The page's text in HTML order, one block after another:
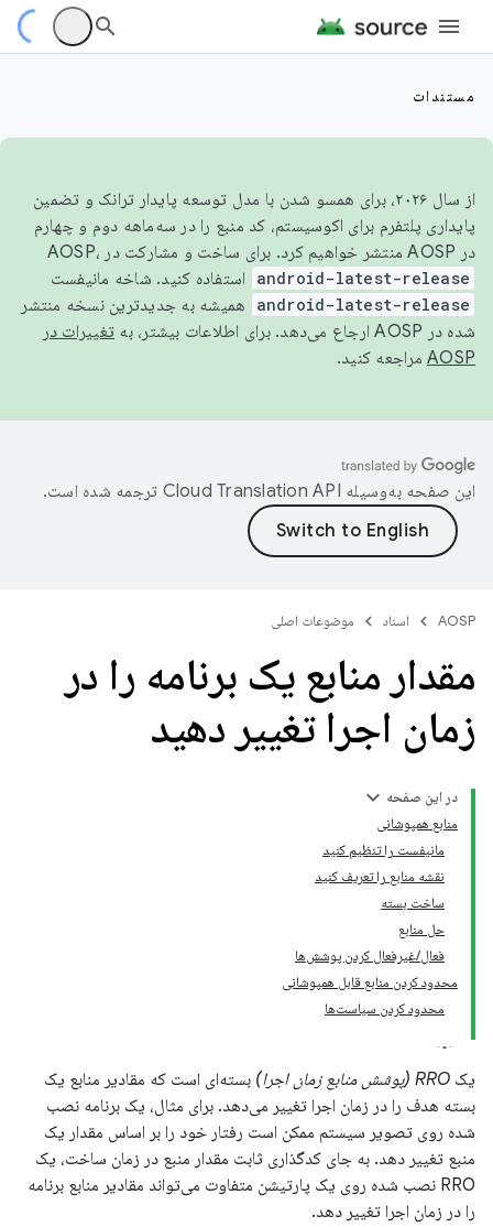
مستندات
از سال ۲۰۲۶، برای همسو شدن با مدل توسعه پایدار ترانک و تضمین
پایداری پلتفرم برای اکوسیستم، کد منبع را در سه‌ماهه دوم و چهارم
در AOSP منتشر خواهیم کرد. برای ساخت و مشارکت در AOSP،
android-latest-release استفاده کنید. شاخه مانیفست
android-latest-release
همیشه به جدیدترین نسخه منتشر
شده در AOSP ارجاع می‌دهد. برای اطلاعات بیشتر، به
تغییرات در
AOSP مراجعه کنید.
این صفحه به‌وسیله ترجمه شده است.
AOSP اسناد موضوعات اصلی
مقدار منابع یک برنامه را در
زمان اجرا تغییر دهید
در این صفحه
منابع همپوشانی
مانیفست را تنظیم کنید
نقشه منابع را تعریف کنید
ساخت بسته
حل منابع
فعال/غیرفعال کردن پوشش‌ها
محدود کردن منابع قابل همپوشانی
محدود کردن سیاست‌ها
یک RRO (پوشش منابع زمان اجرا)
بسته‌ای است که مقادیر منابع یک
بسته هدف را در زمان اجرا تغییر می‌دهد. برای مثال، یک برنامه نصب
شده روی تصویر سیستم ممکن است رفتار خود را بر اساس مقدار یک
منبع تغییر دهد. به جای کدگذاری ثابت مقدار منبع در زمان ساخت، یک
RRO نصب شده روی یک پارتیشن متفاوت می‌تواند مقادیر منابع برنامه
را در زمان اجرا تغییر دهد.